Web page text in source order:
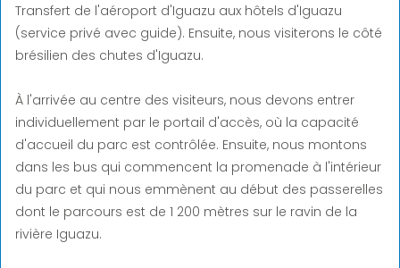
Transfert de l'aéroport d'Iguazu aux hôtels d'Iguazu
(service privé avec guide). Ensuite, nous visiterons le côté
brésilien des chutes d'Iguazu.
À l'arrivée au centre des visiteurs, nous devons entrer
individuellement par le portail d'accès, où la capacité
d'accueil du parc est contrôlée. Ensuite, nous montons
dans les bus qui commencent la promenade à l'intérieur
du parc et qui nous emmènent au début des passerelles
dont le parcours est de 1 200 mètres sur le ravin de la
rivière Iguazu.